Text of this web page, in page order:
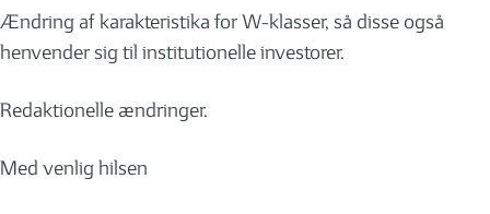
Ændring af karakteristika for W-klasser, så disse også
henvender sig til institutionelle investorer.
Redaktionelle ændringer.
Med venlig hilsen